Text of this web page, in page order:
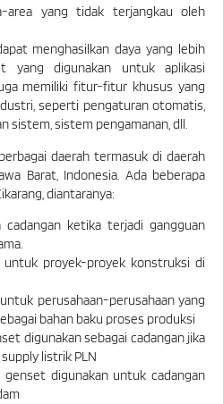
area yang tidak terjangkau oleh
menghasilkan daya yang lebih
yang digunakan untuk aplikasi
memiliki fitur-fitur khusus yang
seperti pengaturan otomatis,
sistem, sistem pengamanan, dll.
daerah termasuk di daerah
Barat, Indonesia. Ada beberapa
diantaranya:
cadangan ketika terjadi gangguan
untuk proyek-proyek konstruksi di
perusahaan-perusahaan yang
bahan baku proses produksi
digunakan sebagai cadangan jika
listrik PLN
genset digunakan untuk cadangan